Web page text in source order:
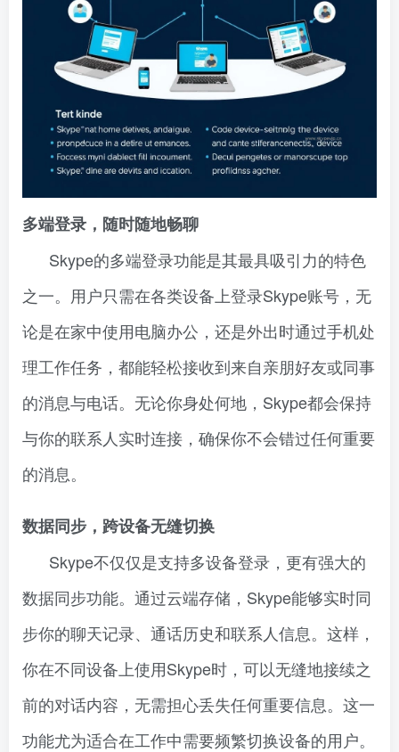
多端登录，随时随地畅聊
Skype的多端登录功能是其最具吸引力的特色
之一。用户只需在各类设备上登录Skype账号，无
论是在家中使用电脑办公，还是外出时通过手机处
理工作任务，都能轻松接收到来自亲朋好友或同事
的消息与电话。无论你身处何地，Skype都会保持
与你的联系人实时连接，确保你不会错过任何重要
的消息。
数据同步，跨设备无缝切换
Skype不仅仅是支持多设备登录，更有强大的
数据同步功能。通过云端存储，Skype能够实时同
步你的聊天记录、通话历史和联系人信息。这样，
你在不同设备上使用Skype时，可以无缝地接续之
前的对话内容，无需担心丢失任何重要信息。这一
功能尤为适合在工作中需要频繁切换设备的用户。